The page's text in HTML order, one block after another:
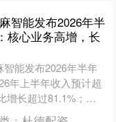
智能发布2026年半
核心业务高增，长
能发布2026年半年
年上半年收入预计超
增长超过81.1%；净
亿元，基本与上年同